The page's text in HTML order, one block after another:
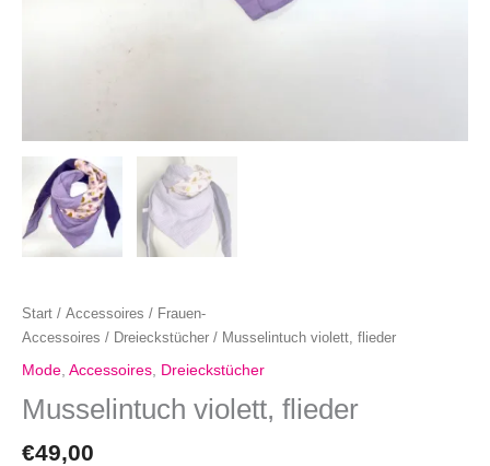
Start / Accessoires / Frauen-
Accessoires / Dreieckstücher / Musselintuch violett, flieder
Mode, Accessoires, Dreieckstücher
Musselintuch violett, flieder
€49,00